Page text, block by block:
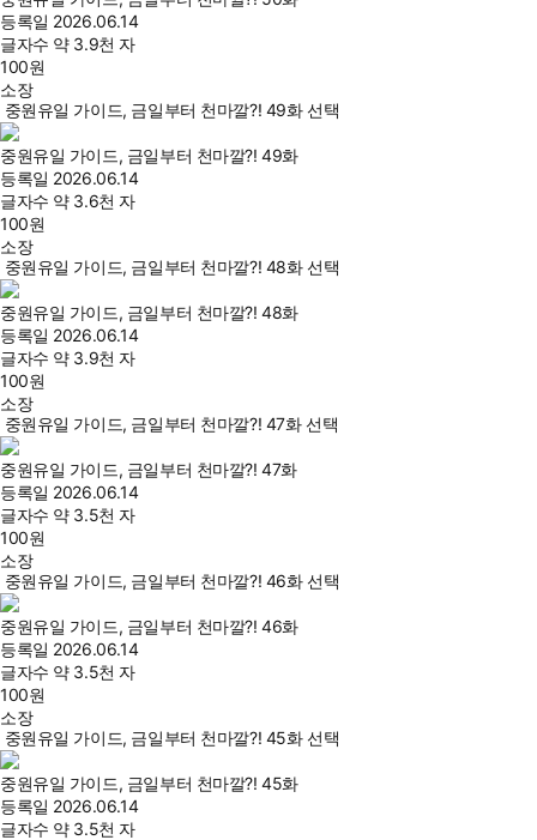
등록일 2026.06.14
글자수 약 3.9천 자
100원
소장
중원유일 가이드, 금일부터 천마깔?! 49화 선택
중원유일 가이드, 금일부터 천마깔?! 49화
등록일 2026.06.14
글자수 약 3.6천 자
100원
소장
중원유일 가이드, 금일부터 천마깔?! 48화 선택
중원유일 가이드, 금일부터 천마깔?! 48화
등록일 2026.06.14
글자수 약 3.9천 자
100원
소장
중원유일 가이드, 금일부터 천마깔?! 47화 선택
중원유일 가이드, 금일부터 천마깔?! 47화
등록일 2026.06.14
글자수 약 3.5천 자
100원
소장
중원유일 가이드, 금일부터 천마깔?! 46화 선택
중원유일 가이드, 금일부터 천마깔?! 46화
등록일 2026.06.14
글자수 약 3.5천 자
100원
소장
중원유일 가이드, 금일부터 천마깔?! 45화 선택
중원유일 가이드, 금일부터 천마깔?! 45화
등록일 2026.06.14
글자수 약 3.5천 자